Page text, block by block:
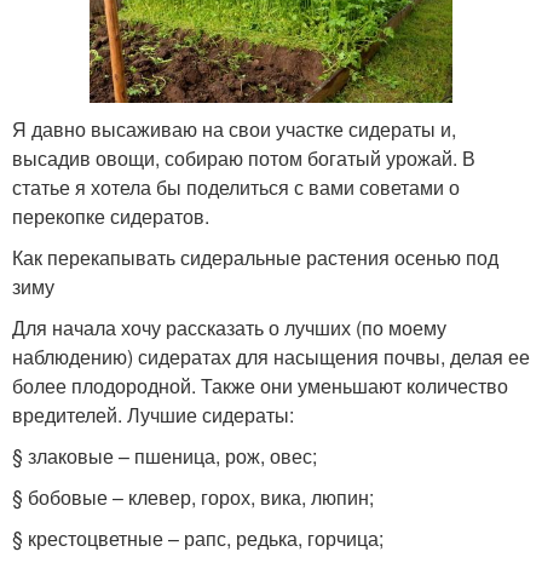
Я давно высаживаю на свои участке сидераты и,
высадив овощи, собираю потом богатый урожай. В
статье я хотела бы поделиться с вами советами о
перекопке сидератов.
Как перекапывать сидеральные растения осенью под
зиму
Для начала хочу рассказать о лучших (по моему
наблюдению) сидератах для насыщения почвы, делая ее
более плодородной. Также они уменьшают количество
вредителей. Лучшие сидераты:
§ злаковые – пшеница, рож, овес;
§ бобовые – клевер, горох, вика, люпин;
§ крестоцветные – рапс, редька, горчица;